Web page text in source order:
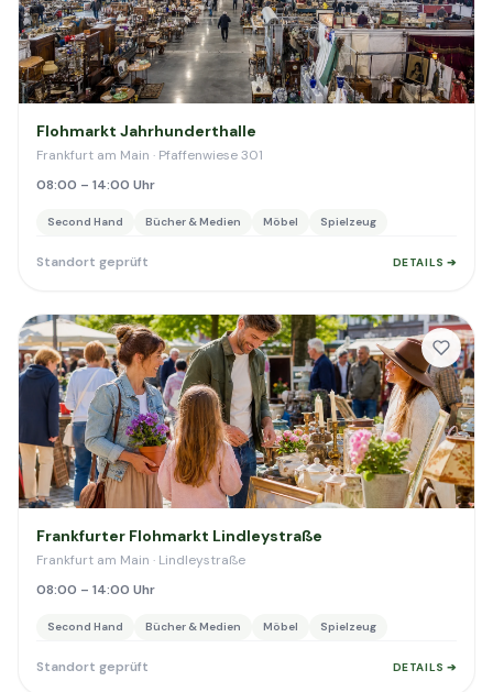
Flohmarkt Jahrhunderthalle
Frankfurt am Main · Pfaffenwiese 301
08:00 – 14:00 Uhr
Second Hand Bücher & Medien Möbel Spielzeug
Standort geprüft DETAILS ➔
Frankfurter Flohmarkt Lindleystraße
Frankfurt am Main · Lindleystraße
08:00 – 14:00 Uhr
Second Hand Bücher & Medien Möbel Spielzeug
Standort geprüft DETAILS ➔